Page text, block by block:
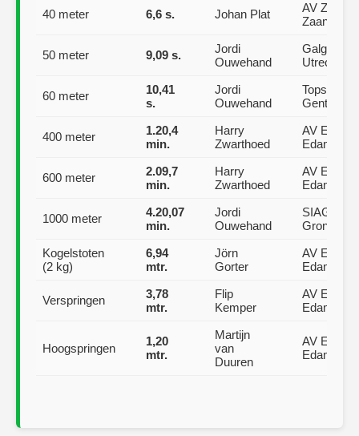
40 meter 6,6 s. Johan Plat
AV
Zaandam
50 meter 9,09 s.
Jordi
Ouwehand
Utrecht
60 meter
10,41
s.
Jordi
Ouwehand
Gent (BE)
400 meter
1.20,4
min.
Harry
Zwarthoed
AV Edam,
Edam
600 meter
2.09,7
min.
Harry
Zwarthoed
AV Edam,
Edam
1000 meter
4.20,07
min.
Jordi
Ouwehand
SIAG,
Groningen
Kogelstoten
(2 kg)
6,94
mtr.
Jörn
Gorter
AV Edam,
Edam
Verspringen
3,78
mtr.
Flip
Kemper
AV Edam,
Edam
Hoogspringen
1,20
mtr.
Martijn
van
Duuren
AV Edam,
Edam